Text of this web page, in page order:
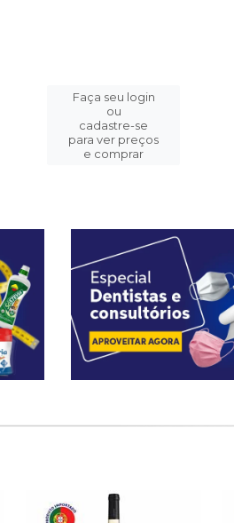
Faça seu login
ou
cadastre-se
para ver preços
e comprar